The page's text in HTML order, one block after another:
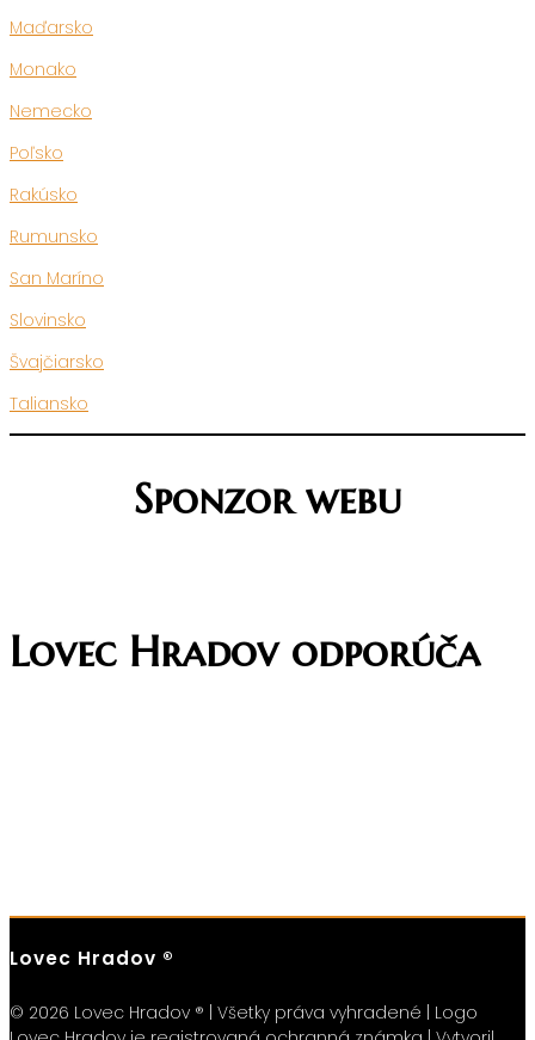
Maďarsko
Monako
Nemecko
Poľsko
Rakúsko
Rumunsko
San Maríno
Slovinsko
Švajčiarsko
Taliansko
Sponzor webu
Lovec Hradov odporúča
Lovec Hradov ®
© 2026 Lovec Hradov ® | Všetky práva vyhradené | Logo